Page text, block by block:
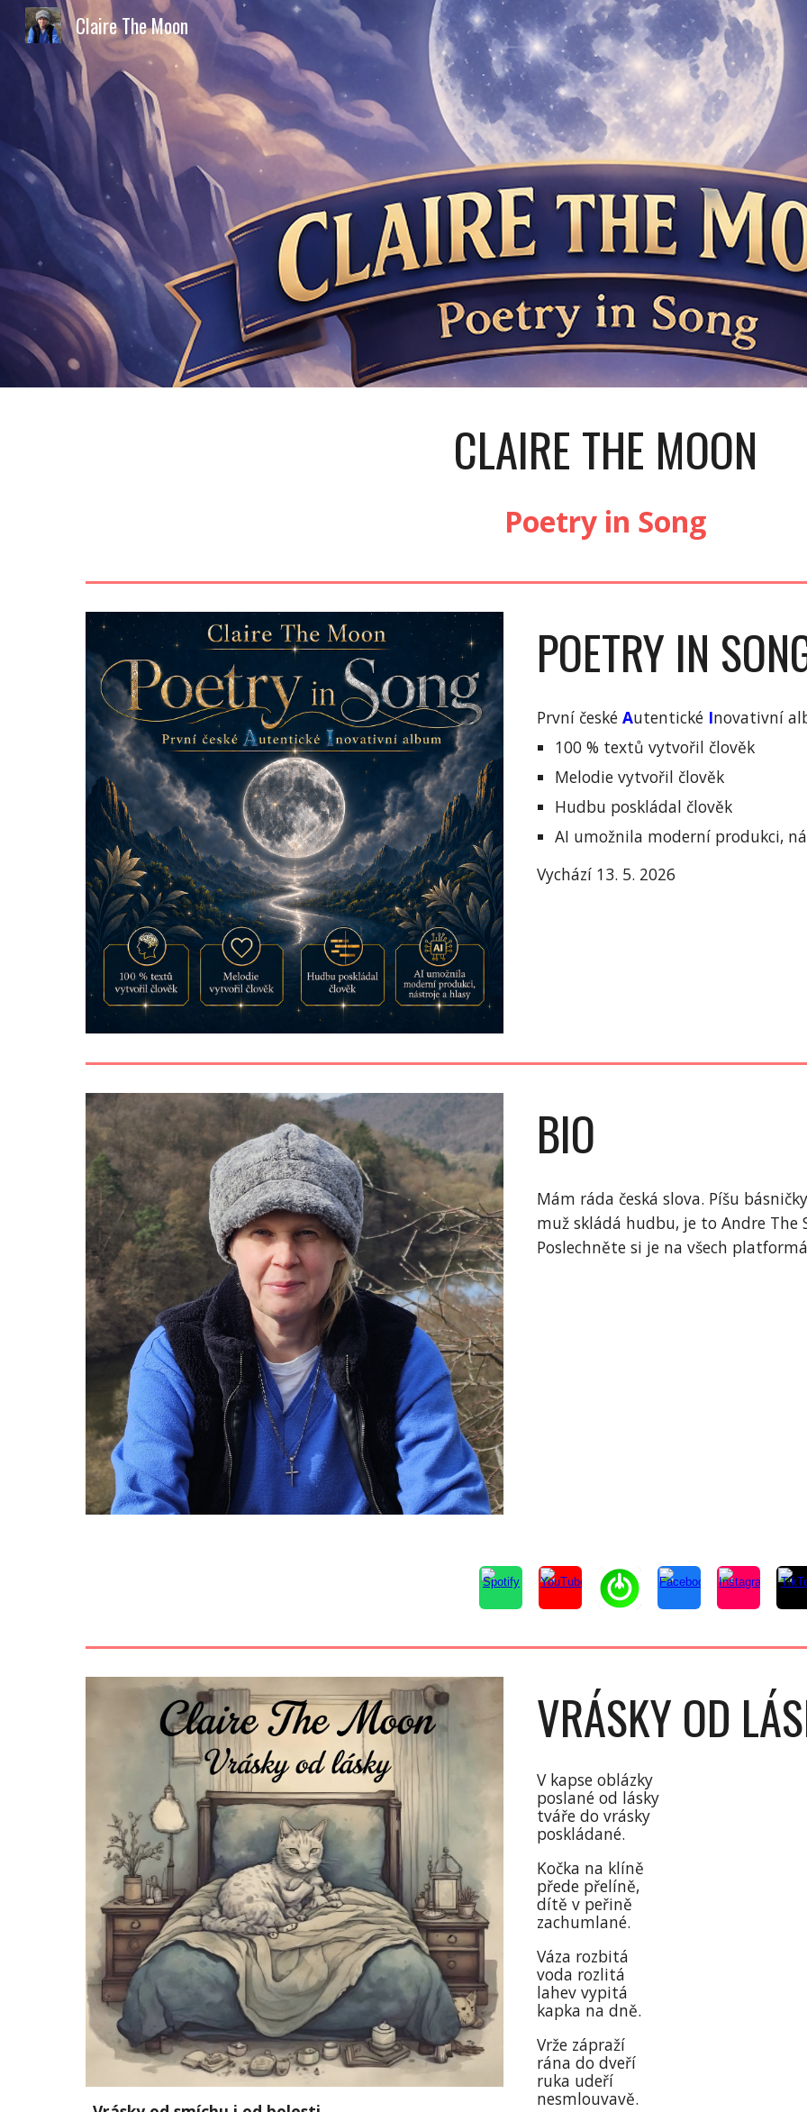
Skip to main content Skip to
Claire The Moon
CLAIRE THE MOON
Poetry in Song
POETRY IN
První českéAutentické Inovativní
100 % textů vytvořil člověk
Melodie vytvořil člověk
Hudbu poskládal člověk
AI umožnila moderní produkci,
Vychází 13. 5. 2026
BIO
Mám ráda česká slova. Píšu
muž skládá hudbu, je to Andre
Poslechněte si je na všech
VRÁSKY OD
V kapse oblázky
poslané od lásky
tváře do vrásky
poskládané.
Kočka na klíně
přede přelíně,
dítě v peřině
zachumlané.
Váza rozbitá
voda rozlitá
lahev vypitá
kapka na dně.
Vrže zápraží
rána do dveří
ruka udeří
nesmlouvavě.